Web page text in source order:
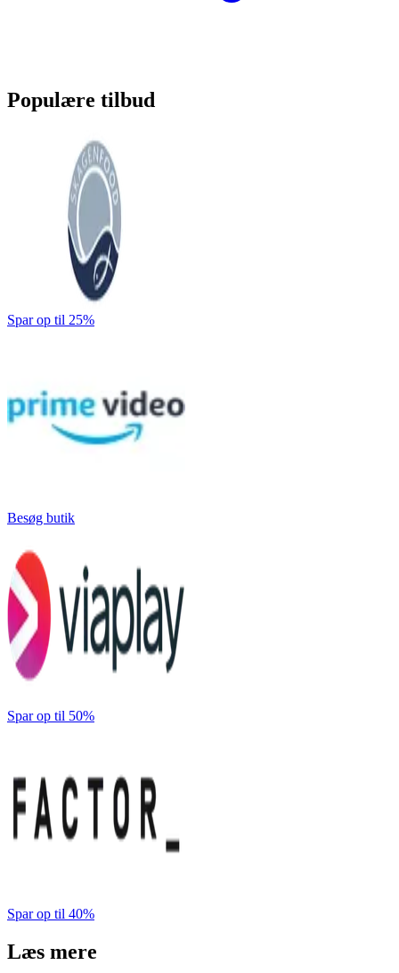
Populære tilbud
Spar op til 25%
Besøg butik
Spar op til 50%
Spar op til 40%
Læs mere